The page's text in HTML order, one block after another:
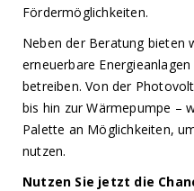
Fördermöglichkeiten.
Neben der Beratung bieten
erneuerbare
betreiben. Von der
bis hin zur Wärmepumpe –
Palette an Möglichkeiten,
nutzen.
Nutzen Sie jetzt die